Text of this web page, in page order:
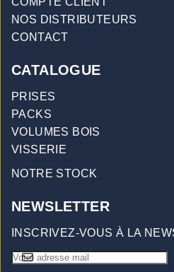
NOS DISTRIBUTEURS
CONTACT
CATALOGUE
PRISES
PACKS
VOLUMES BOIS
VISSERIE
NOTRE STOCK
NEWSLETTER
INSCRIVEZ-VOUS À LA